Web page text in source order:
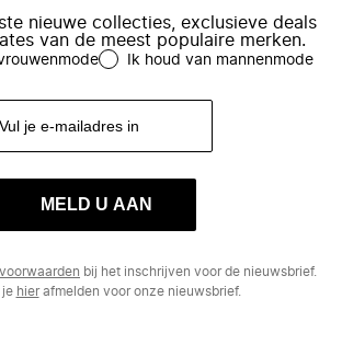
nieuwe collecties, exclusieve deals
van de meest populaire merken.
Ik houd van mannenmode
MELD U AAN
voorwaarden bij het inschrijven voor de nieuwsbrief.
je hierafmelden voor onze nieuwsbrief.